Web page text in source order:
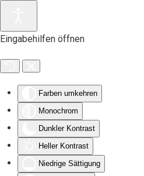
Eingabehilfen öffnen
Farben umkehren
Monochrom
Dunkler Kontrast
Heller Kontrast
Niedrige Sättigung
Zum Hauptinhalt springen